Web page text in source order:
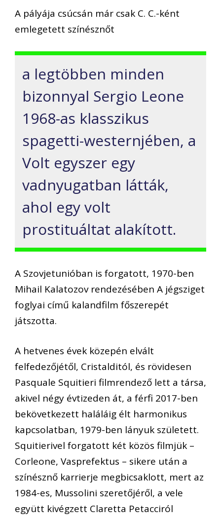
A pályája csúcsán már csak C. C.-ként
emlegetett színésznőt
a legtöbben minden
bizonnyal Sergio Leone
1968-as klasszikus
spagetti-westernjében, a
Volt egyszer egy
vadnyugatban látták,
ahol egy volt
prostituáltat alakított.
A Szovjetunióban is forgatott, 1970-ben
Mihail Kalatozov rendezésében A jégsziget
foglyai című kalandfilm főszerepét
játszotta.
A hetvenes évek közepén elvált
felfedezőjétől, Cristalditól, és rövidesen
Pasquale Squitieri filmrendező lett a társa,
akivel négy évtizeden át, a férfi 2017-ben
bekövetkezett haláláig élt harmonikus
kapcsolatban, 1979-ben lányuk született.
Squitierivel forgatott két közös filmjük –
Corleone, Vasprefektus – sikere után a
színésznő karrierje megbicsaklott, mert az
1984-es, Mussolini szeretőjéről, a vele
együtt kivégzett Claretta Petacciról